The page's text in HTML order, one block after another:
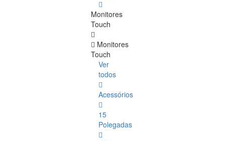
Monitores
Touch
Monitores
Touch
Ver
todos
Acessórios
15
Polegadas